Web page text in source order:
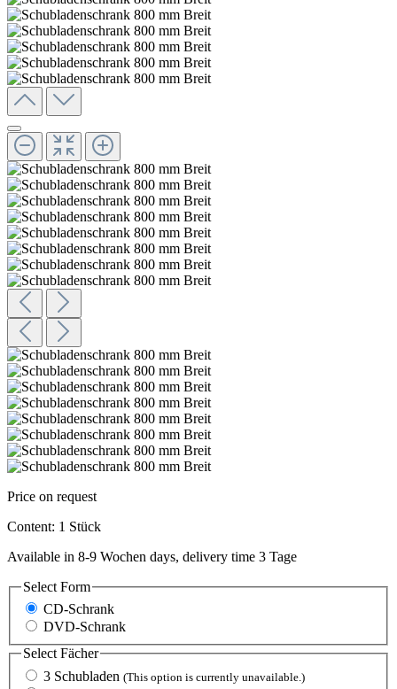
Price on request
Content: 1 Stück
Available in 8-9 Wochen days, delivery time 3 Tage
Select Form
CD-Schrank
DVD-Schrank
SelectFächer
3 Schubladen (This option is currently unavailable.)